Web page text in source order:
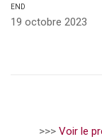
END
19 octobre 2023
>>> Voir le